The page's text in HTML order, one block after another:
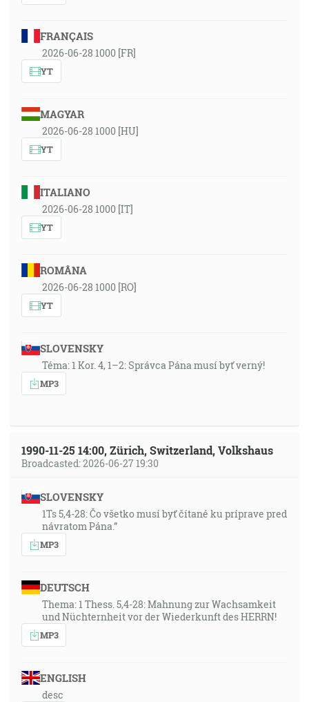
FRANÇAIS
2026-06-28 1000 [FR]
YT
MAGYAR
2026-06-28 1000 [HU]
YT
ITALIANO
2026-06-28 1000 [IT]
YT
ROMÂNA
2026-06-28 1000 [RO]
YT
SLOVENSKY
Téma: 1 Kor. 4, 1–2: Správca Pána musí byť verný!
MP3
1990-11-25 14:00, Zürich, Switzerland, Volkshaus
Broadcasted: 2026-06-27 19:30
SLOVENSKY
1Ts 5,4-28: Čo všetko musí byť čítané ku príprave pred
návratom Pána.”
MP3
DEUTSCH
Thema: 1 Thess. 5,4-28: Mahnung zur Wachsamkeit
und Nüchternheit vor der Wiederkunft des HERRN!
MP3
ENGLISH
desc